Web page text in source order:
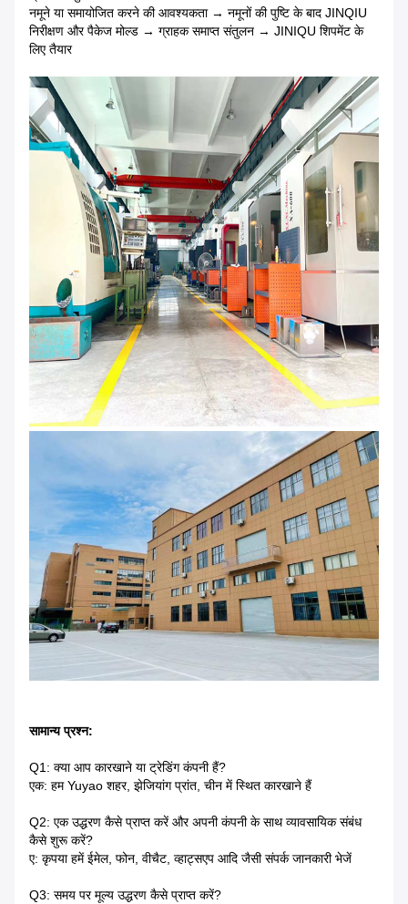
नमूने या समायोजित करने की आवश्यकता → नमूनों की पुष्टि के बाद JINQIU
निरीक्षण और पैकेज मोल्ड → ग्राहक समाप्त संतुलन → JINIQU शिपमेंट के
लिए तैयार
सामान्य प्रश्न:
Q1: क्या आप कारखाने या ट्रेडिंग कंपनी हैं?
एक: हम Yuyao शहर, झेजियांग प्रांत, चीन में स्थित कारखाने हैं
Q2: एक उद्धरण कैसे प्राप्त करें और अपनी कंपनी के साथ व्यावसायिक संबंध
कैसे शुरू करें?
ए: कृपया हमें ईमेल, फोन, वीचैट, व्हाट्सएप आदि जैसी संपर्क जानकारी भेजें
Q3: समय पर मूल्य उद्धरण कैसे प्राप्त करें?